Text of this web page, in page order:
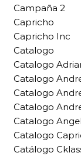
Campaña 2
Capricho
Capricho Inc
Catalogo
Catalogo
Catalogo
Catalogo
Catalogo
Catalogo
Catalogo
Catálogo